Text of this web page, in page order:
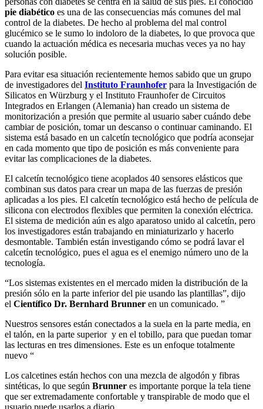
pie diabético es una de las consecuencias más comunes del mal
control de la diabetes. De hecho al problema del mal control
glucémico se le sumo lo indoloro de la diabetes, lo que provoca que
cuando la actuación médica es necesaria muchas veces ya no hay
solución posible.
Para evitar esa situación recientemente hemos sabido que un grupo
de investigadores del Instituto Fraunhofer para la Investigación de
Silicatos en Würzburg y el Instituto Fraunhofer de Circuitos
Integrados en Erlangen (Alemania) han creado un sistema de
monitorización a presión que permite al usuario saber cuándo debe
cambiar de posición, tomar un descanso o continuar caminando. El
sistema está basado en un calcetín tecnológico que podría aconsejar
en cada momento que tipo de posición es más conveniente para
evitar las complicaciones de la diabetes.
El calcetín tecnológico tiene acoplados 40 sensores elásticos que
combinan sus datos para crear un mapa de las fuerzas de presión
aplicadas a los pies. El calcetín tecnológico está hecho de película de
silicona con electrodos flexibles que permiten la conexión eléctrica.
El sistema de medición aún es algo aparatoso unido al calcetín, pero
los investigadores están trabajando en miniaturizarlo y hacerlo
desmontable. También están investigando cómo se podrá lavar el
calcetín tecnológico, pues el agua es el enemigo número uno de la
tecnología.
“Los sistemas existentes en el mercado miden la distribución de la
presión sólo en la parte inferior del pie usando las plantillas”, dijo
el Científico Dr. Bernhard Brunner en un comunicado. ”
Nuestros sensores están conectados a la suela en la parte media, en
el talón, en la parte superior y en el tobillo, para que puedan tomar
las lecturas en tres dimensiones. Este es un enfoque totalmente
nuevo “
Los calcetines están hechos con una mezcla de algodón y fibras
sintéticas, lo que según Brunner es importante porque la tela tiene
que ser extremadamente confortable y transpirable de modo que el
usuario puede usarlos a diario.